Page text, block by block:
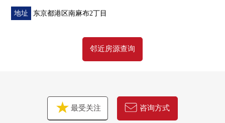
地址 东京都港区南麻布2丁目
邻近房源查询
最受关注 咨询方式